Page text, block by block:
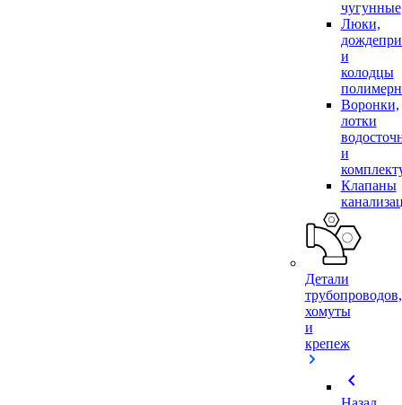
чугунные
Люки,
и
колодцы
Воронки,
лотки
и
Клапаны
Детали
трубопроводов,
хомуты
и
крепеж
chevron_left